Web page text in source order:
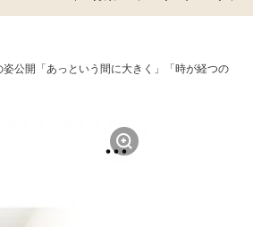
公開「あっという間に大きく」「時が経つの